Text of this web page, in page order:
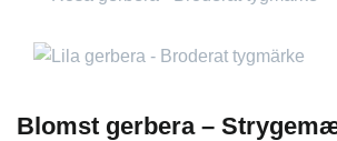
Blomst gerbera –